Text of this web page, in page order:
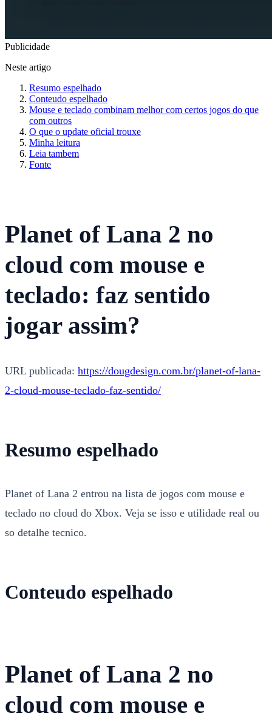
Publicidade
Neste artigo
Resumo espelhado
Conteudo espelhado
Mouse e teclado combinam melhor com certos jogos do que
com outros
O que o update oficial trouxe
Minha leitura
Leia tambem
Fonte
Planet of Lana 2 no
cloud com mouse e
teclado: faz sentido
jogar assim?
URL publicada: https://dougdesign.com.br/planet-of-lana-
2-cloud-mouse-teclado-faz-sentido/
Resumo espelhado
Planet of Lana 2 entrou na lista de jogos com mouse e
teclado no cloud do Xbox. Veja se isso e utilidade real ou
so detalhe tecnico.
Conteudo espelhado
Planet of Lana 2 no
cloud com mouse e